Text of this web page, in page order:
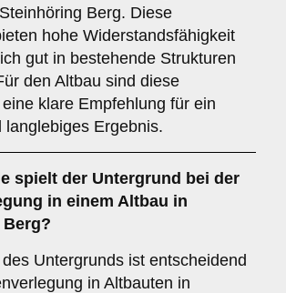
Berg. Diese
hohe Widerstandsfähigkeit
gut in bestehende Strukturen
den Altbau sind diese
klare Empfehlung für ein
langlebiges Ergebnis.
spielt der Untergrund bei der
in einem Altbau in
Untergrunds ist entscheidend
in Altbauten in